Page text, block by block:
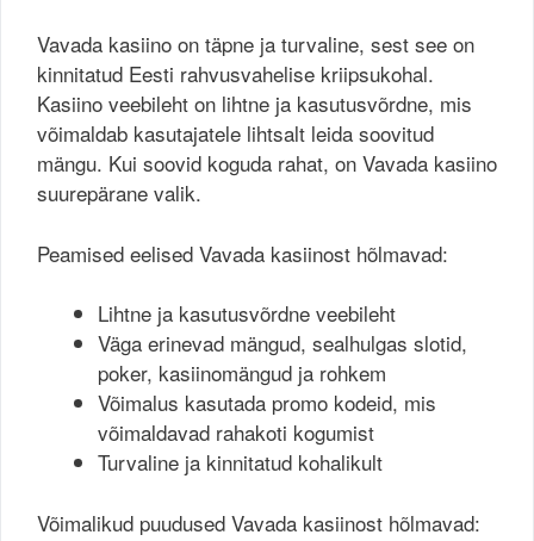
Vavada kasiino on täpne ja turvaline, sest see on
kinnitatud Eesti rahvusvahelise kriipsukohal.
Kasiino veebileht on lihtne ja kasutusvõrdne, mis
võimaldab kasutajatele lihtsalt leida soovitud
mängu. Kui soovid koguda rahat, on Vavada kasiino
suurepärane valik.
Peamised eelised Vavada kasiinost hõlmavad:
Lihtne ja kasutusvõrdne veebileht
Väga erinevad mängud, sealhulgas slotid,
poker, kasiinomängud ja rohkem
Võimalus kasutada promo kodeid, mis
võimaldavad rahakoti kogumist
Turvaline ja kinnitatud kohalikult
Võimalikud puudused Vavada kasiinost hõlmavad: